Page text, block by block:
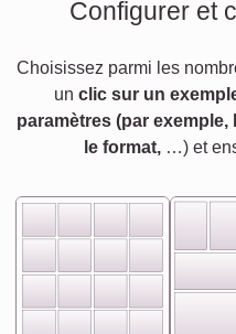
Configurer et
Choisissez parmi les
un clic sur un
paramètres (par
le format,…) et